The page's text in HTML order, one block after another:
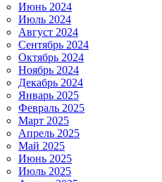
Июнь 2024
Июль 2024
Август 2024
Сентябрь 2024
Октябрь 2024
Ноябрь 2024
Декабрь 2024
Январь 2025
Февраль 2025
Март 2025
Апрель 2025
Май 2025
Июнь 2025
Июль 2025